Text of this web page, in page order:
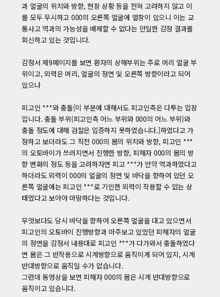
과 얼굴의 위치와 방향, 현장 상황 등을 전혀 고려하지 않고 이
를 모두 무시하고 000의 오른쪽 얼굴에 열창이 있으니 이는 교
통사고 역과의 가능성을 배제할 수 없다는 안일한 감정 결과를
회신하고 있는 것입니다.
감정서 제9페이지를 보면 환자의 상해부위는 주로 머리 얼굴 부
위이고, 외력은 머리, 얼굴의 정면 및 오른쪽 방향이라고 되어
있으나
피고인 ***와 충돌[이 부분에 대해서도 피고인측은 다투는 입장
입니다. 충돌 부위(피고인측 어느 부위와 000의 어느 부위)와
충돌 정도에 대해 검찰은 입증하지 못하였습니다.]하였다고 가
정하고 보더라도 그 직전 000의 몸의 위치와 방향, 피고인 ***
의 오토바이가 쓰러지면서 진행한 방향, 피해자 000의 몸의 방
향 변화의 정도 등을 고려하자면 피고 ***가 만약 역과하였다고
하더라도 외력이 000의 얼굴의 정면 및 바닥을 향하여 있던 오
른쪽 얼굴에는 피고인 ***로 기인한 외력이 작용할 수 없는 상
태였다고 보아야 마땅하다는 것입니다.
무엇보다도 당시 바닥을 향하여 오른쪽 얼굴을 대고 있으면서
피고인의 오토바이 진행방향과 마주보고 있었던 피해자의 얼굴
의 정면을 감정서 내용대로 피고인 ***가 다가와서 충돌하였다
면 몸은 그 반작용으로 시계방향으로 움직이게 되어 있지, 시계
반대방향으로 움직일 수가 없습니다.
그런데 동영상을 보면 피해자 000의 몸은 시계 반대방향으로
움직이고 있습니다.